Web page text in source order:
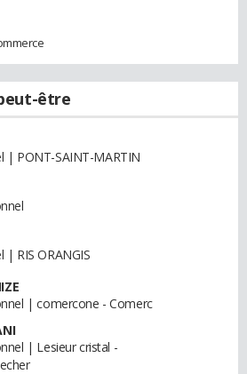
être
| PONT-SAINT-MARTIN
| RIS ORANGIS
| comercone - Comerc
| Lesieur cristal -